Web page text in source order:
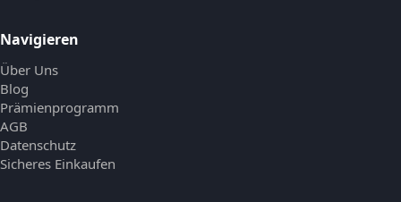
Navigieren
Über Uns
Blog
Prämienprogramm
AGB
Datenschutz
Sicheres Einkaufen